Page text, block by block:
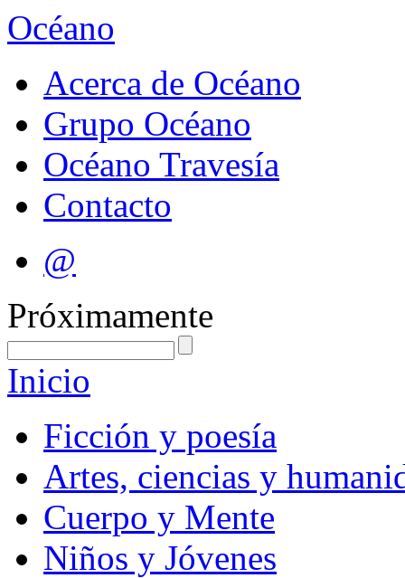
Océano
Acerca de Océano
Grupo Océano
Océano Travesía
Contacto
@
Próximamente
Inicio
Ficción y poesía
Artes, ciencias y
Cuerpo y Mente
Niños y Jóvenes